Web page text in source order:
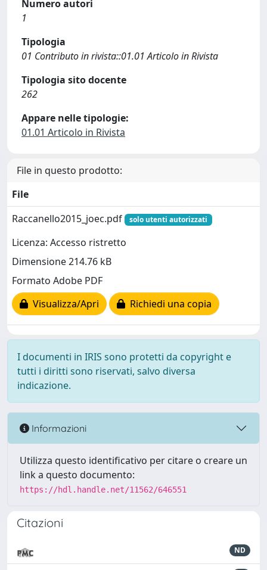
Numero autori
1
Tipologia
01 Contributo in rivista::01.01 Articolo in Rivista
Tipologia sito docente
262
Appare nelle tipologie:
01.01 Articolo in Rivista
File in questo prodotto:
File
Raccanello2015_joec.pdf
solo utenti autorizzati
Licenza: Accesso ristretto
Dimensione 214.76 kB
Formato Adobe PDF
Visualizza/Apri
Richiedi una copia
I documenti in IRIS sono protetti da copyright e
tutti i diritti sono riservati, salvo diversa
indicazione.
Informazioni
Utilizza questo identificativo per citare o creare un
link a questo documento:
https://hdl.handle.net/11562/646551
Citazioni
ND